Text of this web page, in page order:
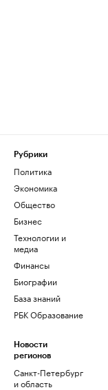
Рубрики
Политика
Экономика
Общество
Бизнес
Технологии и
медиа
Финансы
Биографии
База знаний
РБК Образование
Новости
регионов
Санкт-Петербург
и область